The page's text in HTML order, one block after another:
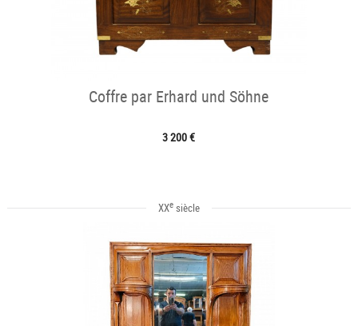
Coffre par Erhard und Söhne
3 200 €
XXesiècle